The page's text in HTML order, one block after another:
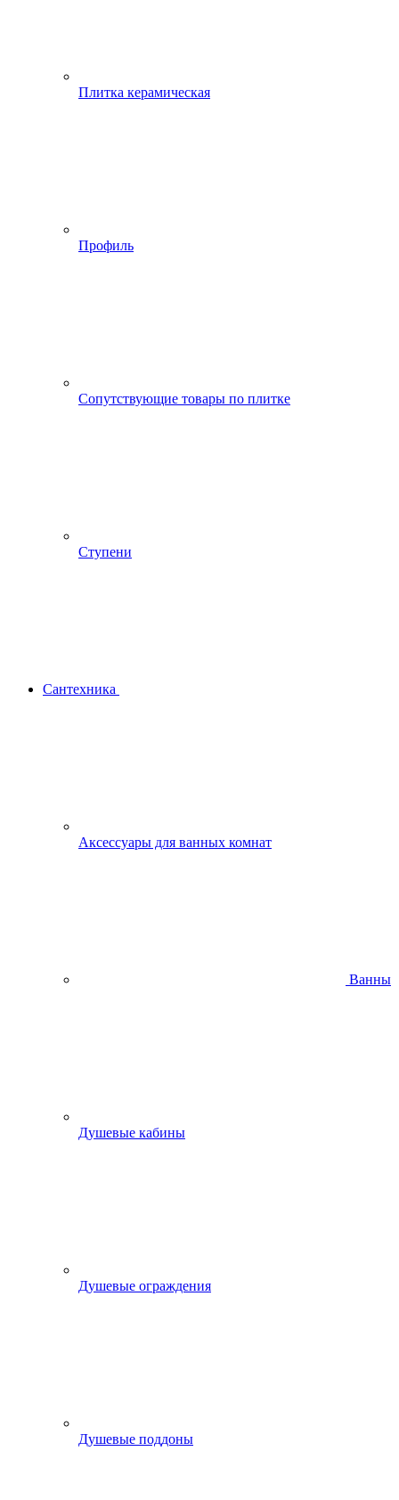
Плитка керамическая
Профиль
Сопутствующие товары по плитке
Ступени
Сантехника
Аксессуары для ванных комнат
Ванны
Душевые кабины
Душевые ограждения
Душевые поддоны